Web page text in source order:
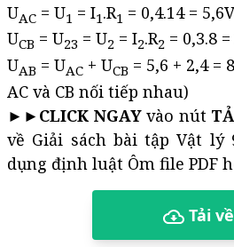
UAC = U1 = I1.R1 = 0,4.14 = 5,6V
UCB = U23 = U2 = I2.R2 = 0,3.8
UAB = UAC + UCB = 5,6 + 2,4 =
AC và CB nối tiếp nhau)
►► CLICK NGAYvào nút
về Giải sách bài tập Vật lý
dụng định luật Ôm file PDF
Tải về